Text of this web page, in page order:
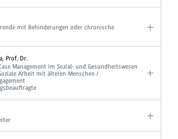
mit Behinderungen oder chronische
Prof. Dr.
Management im Sozial- und Gesundheitswesen
Arbeit mit älteren Menschen /